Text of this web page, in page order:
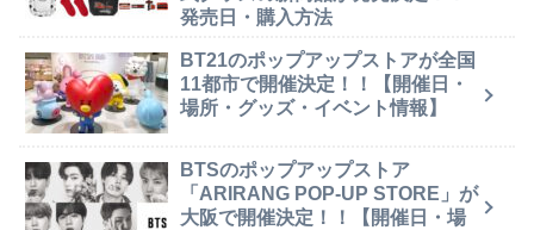
発売日・購入方法
BT21のポップアップストアが全国
11都市で開催決定！！【開催日・
場所・グッズ・イベント情報】
BTSのポップアップストア
「ARIRANG POP-UP STORE」が
大阪で開催決定！！【開催日・場